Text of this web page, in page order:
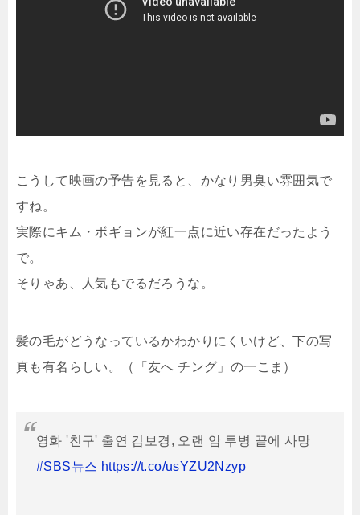
こうして映画の予告を見ると、かなり男臭い雰囲気で
すね。
実際にキム・ボギョンが紅一点に近い存在だったよう
で。
そりゃあ、人気もでるだろうな。
髪の毛がどうなっているかわかりにくいけど、下の写
真も有名らしい。（「友へ チング」の一こま）
영화 '친구' 출연 김보경, 오랜 암 투병 끝에 사망
#SBS뉴스 https://t.co/usYZU2Nzyp